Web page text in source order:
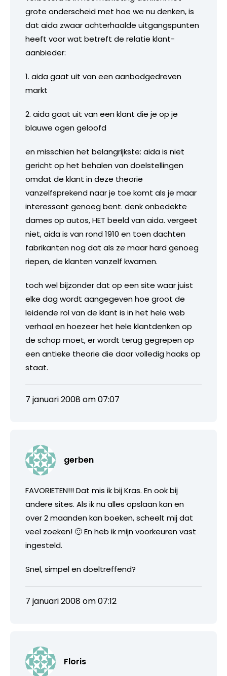
grote onderscheid met hoe we nu denken, is
dat aida zwaar achterhaalde uitgangspunten
heeft voor wat betreft de relatie klant-
aanbieder:
1. aida gaat uit van een aanbodgedreven
markt
2. aida gaat uit van een klant die je op je
blauwe ogen geloofd
en misschien het belangrijkste: aida is niet
gericht op het behalen van doelstellingen
omdat de klant in deze theorie
vanzelfsprekend naar je toe komt als je maar
interessant genoeg bent. denk onbedekte
dames op autos, HET beeld van aida. vergeet
niet, aida is van rond 1910 en toen dachten
fabrikanten nog dat als ze maar hard genoeg
riepen, de klanten vanzelf kwamen.
toch wel bijzonder dat op een site waar juist
elke dag wordt aangegeven hoe groot de
leidende rol van de klant is in het hele web
verhaal en hoezeer het hele klantdenken op
de schop moet, er wordt terug gegrepen op
een antieke theorie die daar volledig haaks op
staat.
7 januari 2008 om 07:07
gerben
FAVORIETEN!!! Dat mis ik bij Kras. En ook bij
andere sites. Als ik nu alles opslaan kan en
over 2 maanden kan boeken, scheelt mij dat
veel zoeken! 🙂 En heb ik mijn voorkeuren vast
ingesteld.
Snel, simpel en doeltreffend?
7 januari 2008 om 07:12
Floris